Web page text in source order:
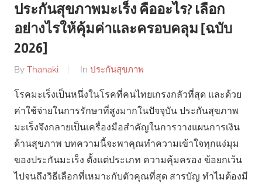
ประกันสุขภาพมะเร็ง คืออะไร? เลือก
อย่างไรให้คุ้มค่าและครอบคลุม [ฉบับ
2026]
By Thanaki In ประกันสุขภาพ
โรคมะเร็งเป็นหนึ่งในโรคที่คนไทยเกรงกลัวที่สุด และด้วย
ค่าใช้จ่ายในการรักษาที่สูงมากในปัจจุบัน ประกันสุขภาพ
มะเร็งจึงกลายเป็นเครื่องมือสำคัญในการวางแผนการเงิน
ด้านสุขภาพ บทความนี้จะพาคุณทำความเข้าใจทุกแง่มุม
ของประกันมะเร็ง ตั้งแต่ประเภท ความคุ้มครอง ข้อยกเว้น
ไปจนถึงวิธีเลือกที่เหมาะกับตัวคุณที่สุด สารบัญ ทำไมต้องมี